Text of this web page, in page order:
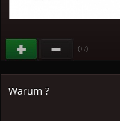
(+7)
Warum ?